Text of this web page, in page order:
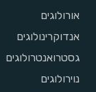
אורולוגים
אנדוקרינולוגים
גסטרואנטרולוגים
נוירולוגים